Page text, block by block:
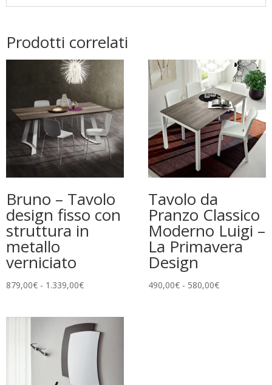
Prodotti correlati
Bruno – Tavolo
design fisso con
struttura in
metallo
verniciato
879,00€ - 1.339,00€Fascia
da
879,00€
1.339,00€
Tavolo da
Pranzo Classico
Moderno Luigi –
La Primavera
Design
490,00€ - 580,00€Fascia